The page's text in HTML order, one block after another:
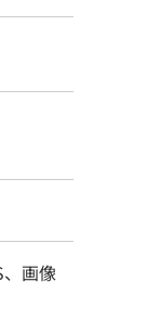
画像